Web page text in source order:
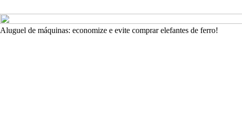
Aluguel de máquinas: economize e evite comprar elefantes de ferro!